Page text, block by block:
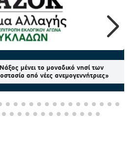
μένει το μοναδικό νησί των
από νέες ανεμογεννήτριες»